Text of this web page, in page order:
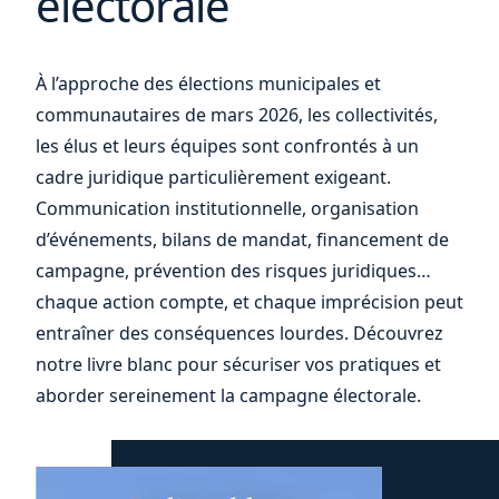
largement fermé aux
Newsletter 09 juin 2026
Newsletter Droit Fiscal -
Edition TVA - Mai 2026
Actualité 09 juin 2026
La politique de mécénat
des entreprises, nouvelle
composante au cœur du
rapport de gestion.
À l’approche des élections municipales et
communautaires de mars 2026, les collectivités,
les élus et leurs équipes sont confrontés à un
cadre juridique particulièrement exigeant.
Communication institutionnelle, organisation
d’événements, bilans de mandat, financement de
campagne, prévention des risques juridiques…
chaque action compte, et chaque imprécision peut
entraîner des conséquences lourdes. Découvrez
notre livre blanc pour sécuriser vos pratiques et
aborder sereinement la campagne électorale.